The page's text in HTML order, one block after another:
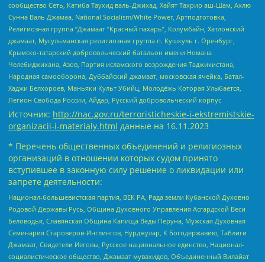
сообщество Сеть, Катиба Таухид валь-Джихад, Хайят Тахрир аш-Шам, Ахлю
Сунна Валь Джамаа, National Socialism/White Power, Артподготовка,
Религиозная группа “Джамаат “Красный пахарь”, Колумбайн, Хатлонский
джамаат, Мусульманская религиозная группа п. Кушкуль г. Оренбург,
Крымско-татарский добровольческий батальон имени Номана
Челебиджихана, Азов, Партия исламского возрождения Таджикистана,
Народная самооборона, Дуббайский джамаат, московская ячейка, Батал-
Хаджи Белхороев, Маньяки Культ Убийц, Молодёжь Которая Улыбается,
Легион Свобода России, Айдар, Русский добровольческий корпус
Источник: http://nac.gov.ru/terroristicheskie-i-ekstremistskie-
organizacii-i-materialy.html данные на 16.11.2023
* Перечень общественных объединений и религиозных
организаций в отношении которых судом принято
вступившее в законную силу решение о ликвидации или
запрете деятельности:
Национал-большевистская партия, ВЕК РА, Рада земли Кубанской Духовно
Родовой Державы Русь, Община Духовного Управления Асгардской Веси
Беловодья, Славянская Община Капища Веды Перуна, Мужская Духовная
Семинария Староверов-Инглингов, Нурджулар, К Богодержавию, Таблиги
Джамаат, Свидетели Иеговы, Русское национальное единство, Национал-
социалистическое общество, Джамаат мувахидов, Объединенный Вилайат